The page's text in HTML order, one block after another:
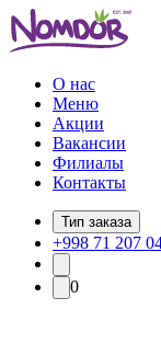
О нас
Меню
Акции
Вакансии
Филиалы
Контакты
Тип заказа
+998 71 207
0